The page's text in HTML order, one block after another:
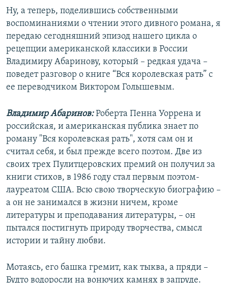
Ну, а теперь, поделившись собственными
воспоминаниями о чтении этого дивного романа, я
передаю сегодняшний эпизод нашего цикла о
рецепции американской классики в России
Владимиру Абаринову, который – редкая удача –
поведет разговор о книге “Вся королевская рать” с
ее переводчиком Виктором Голышевым.
Владимир Абаринов:Роберта Пенна Уоррена и
российская, и американская публика знает по
роману "Вся королевская рать", хотя сам он и
считал себя, и был прежде всего поэтом. Две из
своих трех Пулитцеровских премий он получил за
книги стихов, в 1986 году стал первым поэтом-
лауреатом США. Всю свою творческую биографию –
а он не занимался в жизни ничем, кроме
литературы и преподавания литературы, – он
пытался постигнуть природу творчества, смысл
истории и тайну любви.
Мотаясь, его башка гремит, как тыква, а пряди –
Будто водоросли на вонючих камнях в запруде.